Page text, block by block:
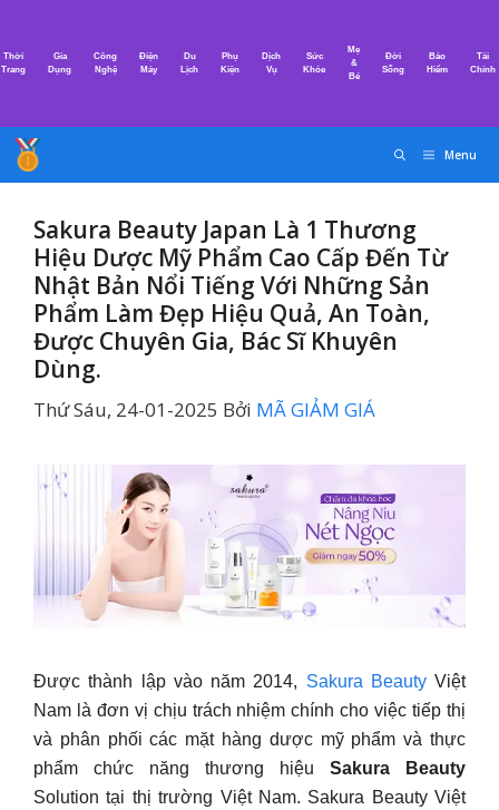
nội
Thời
Trang
Gia
Dụng
Công
Nghệ
Điện
Máy
Du
Lịch
Phụ
Kiện
Dịch
Vụ
Sức
Khỏe
Mẹ
&
Bé
Đời
Sống
Bảo
Hiểm
Tài
Chính
Menu
Sakura Beauty Japan Là 1 Thương
Hiệu Dược Mỹ Phẩm Cao Cấp Đến Từ
Nhật Bản Nổi Tiếng Với Những Sản
Phẩm Làm Đẹp Hiệu Quả, An Toàn,
Được Chuyên Gia, Bác Sĩ Khuyên
Dùng.
Thứ Sáu, 24-01-2025 Bởi MÃ GIẢM GIÁ
Được thành lập vào năm 2014, Sakura BeautyViệt
Nam là đơn vị chịu trách nhiệm chính cho việc tiếp thị
và phân phối các mặt hàng dược mỹ phẩm và thực
phẩm chức năng thương hiệu Sakura Beauty
Solution tại thị trường Việt Nam. Sakura Beauty Việt